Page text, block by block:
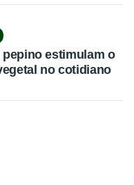
estimulam o
no cotidiano